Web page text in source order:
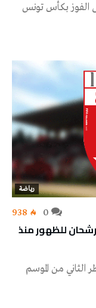
الفوز بكأس تونس
رياضة
938
للظهور منذ
الثاني من الموسم